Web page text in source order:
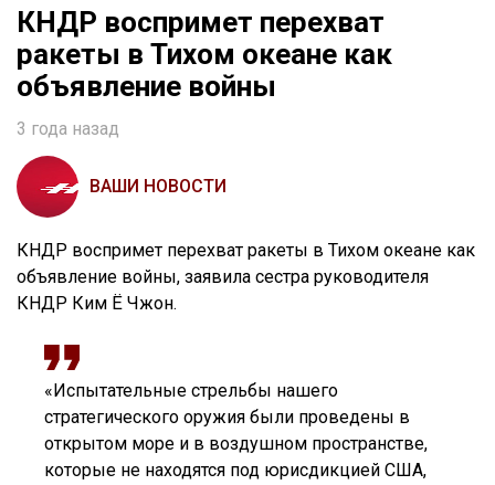
КНДР воспримет перехват
ракеты в Тихом океане как
объявление войны
3 года назад
ВАШИ НОВОСТИ
КНДР воспримет перехват ракеты в Тихом океане как
объявление войны, заявила сестра руководителя
КНДР Ким Ё Чжон.
«Испытательные стрельбы нашего
стратегического оружия были проведены в
открытом море и в воздушном пространстве,
которые не находятся под юрисдикцией США,